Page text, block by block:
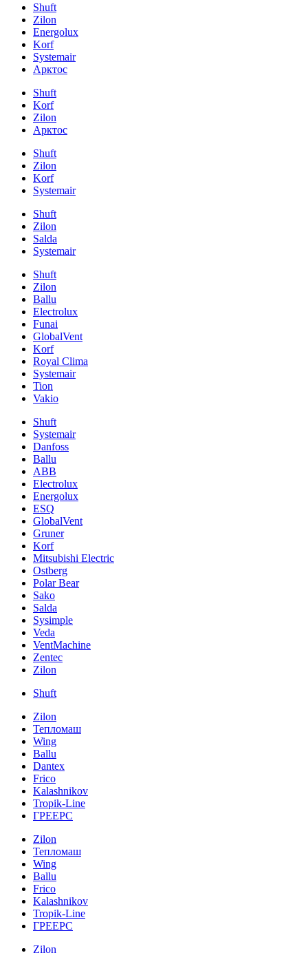
Shuft
Zilon
Energolux
Korf
Systemair
Арктос
Shuft
Korf
Zilon
Арктос
Shuft
Zilon
Korf
Systemair
Shuft
Zilon
Salda
Systemair
Shuft
Zilon
Ballu
Electrolux
Funai
GlobalVent
Korf
Royal Clima
Systemair
Tion
Vakio
Shuft
Systemair
Danfoss
Ballu
ABB
Electrolux
Energolux
ESQ
GlobalVent
Gruner
Korf
Mitsubishi Electric
Ostberg
Polar Bear
Sako
Salda
Sysimple
Veda
VentMachine
Zentec
Zilon
Shuft
Zilon
Тепломаш
Wing
Ballu
Dantex
Frico
Kalashnikov
Tropik-Line
ГРЕЕРС
Zilon
Тепломаш
Wing
Ballu
Frico
Kalashnikov
Tropik-Line
ГРЕЕРС
Zilon